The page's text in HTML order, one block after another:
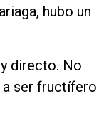
hubo un
directo. No
a ser fructífero